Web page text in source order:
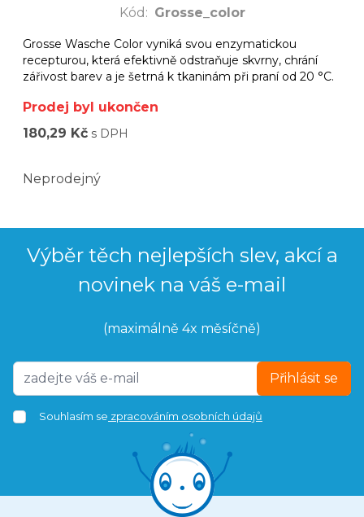
Kód : Grosse_color
Grosse Wasche Color vyniká svou enzymatickou
recepturou, která efektivně odstraňuje skvrny, chrání
zářivost barev a je šetrná k tkaninám při praní od 20 °C.
Prodej byl ukončen
180,29 Kč s DPH
Neprodejný
Výběr těch nejlepších slev, akcí a
novinek na váš e-mail
(maximálně 4x měsíčně)
Přihlásit se
Souhlasím se zpracováním osobních údajů